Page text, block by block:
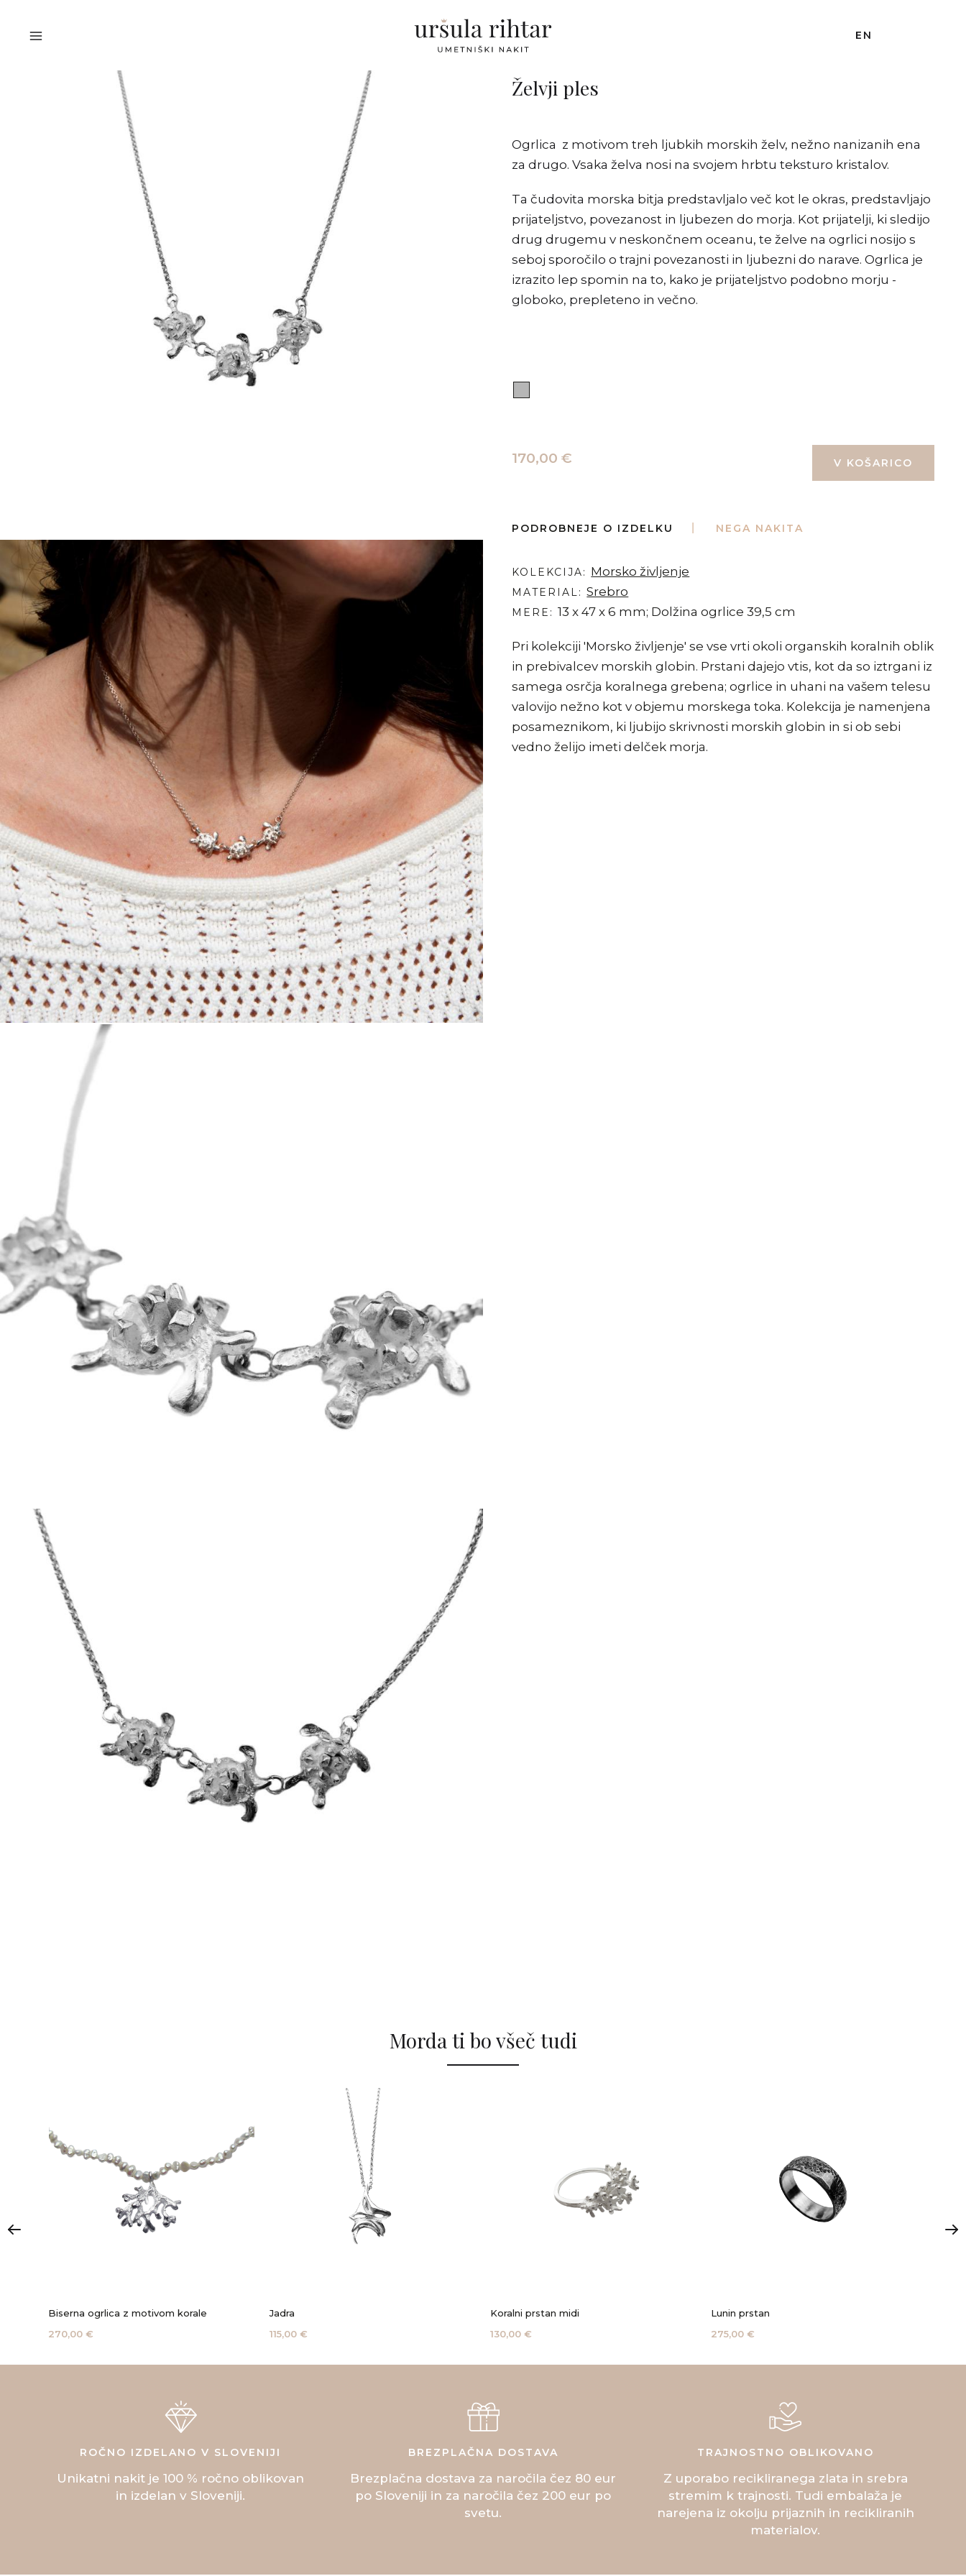
EN
Želvji ples
Ogrlica z motivom treh ljubkih morskih želv, nežno nanizanih ena
za drugo. Vsaka želva nosi na svojem hrbtu teksturo kristalov.
Ta čudovita morska bitja predstavljalo več kot le okras, predstavljajo
prijateljstvo, povezanost in ljubezen do morja. Kot prijatelji, ki sledijo
drug drugemu v neskončnem oceanu, te želve na ogrlici nosijo s
seboj sporočilo o trajni povezanosti in ljubezni do narave. Ogrlica je
izrazito lep spomin na to, kako je prijateljstvo podobno morju -
globoko, prepleteno in večno.
170,00 €
PODROBNEJE O IZDELKU NEGA NAKITA
KOLEKCIJA Morsko življenje
MATERIAL Srebro
MERE 13 x 47 x 6 mm; Dolžina ogrlice 39,5 cm
Pri kolekciji 'Morsko življenje' se vse vrti okoli organskih koralnih oblik
in prebivalcev morskih globin. Prstani dajejo vtis, kot da so iztrgani iz
samega osrčja koralnega grebena; ogrlice in uhani na vašem telesu
valovijo nežno kot v objemu morskega toka. Kolekcija je namenjena
posameznikom, ki ljubijo skrivnosti morskih globin in si ob sebi
vedno želijo imeti delček morja.
Morda ti bo všeč tudi
Biserna ogrlica z motivom korale
270,00 €
Jadra
115,00 €
Koralni prstan midi
130,00 €
Lunin prstan
275,00 €
ROČNO IZDELANO V SLOVENIJI
Unikatni nakit je 100 % ročno oblikovan
in izdelan v Sloveniji.
BREZPLAČNA DOSTAVA
Brezplačna dostava za naročila čez 80 eur
po Sloveniji in za naročila čez 200 eur po
svetu.
TRAJNOSTNO OBLIKOVANO
Z uporabo recikliranega zlata in srebra
stremim k trajnosti. Tudi embalaža je
narejena iz okolju prijaznih in recikliranih
materialov.